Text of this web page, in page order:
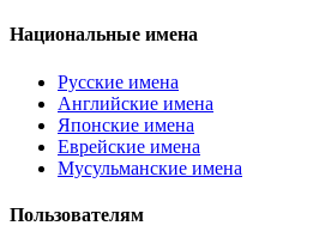
Национальные имена
Русские имена
Английские имена
Японские имена
Еврейские имена
Мусульманские имена
Пользователям